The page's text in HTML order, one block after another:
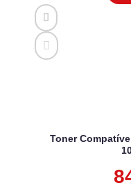
Toner